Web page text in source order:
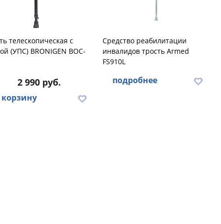
телескопическая с
(УПС) BRONIGEN BOC-
2 990 руб.
корзину
Средство реабилитации
инвалидов трость Armed
FS910L
подробнее